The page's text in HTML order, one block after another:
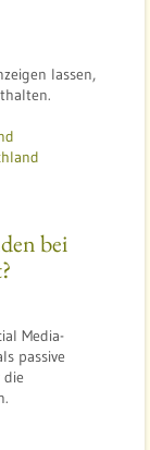
lassen,
bei
Media-
passive